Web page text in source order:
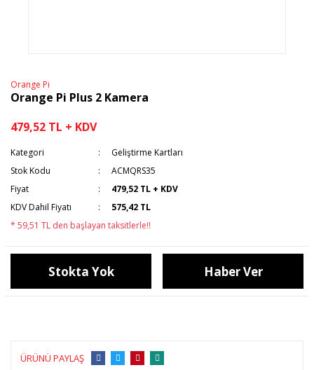
Orange Pi
Orange Pi Plus 2 Kamera
479,52 TL + KDV
Kategori
Geliştirme Kartları
Stok Kodu
ACMQRS35
Fiyat
479,52 TL + KDV
KDV Dahil Fiyatı
575,42 TL
* 59,51 TL den başlayan taksitlerle!!
Stokta Yok Haber Ver
ÜRÜNÜ PAYLAŞ